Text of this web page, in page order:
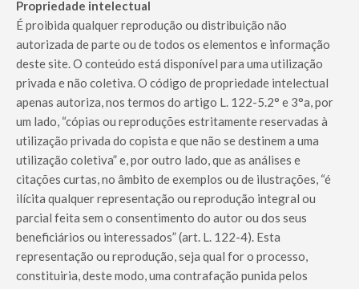
Propriedade intelectual
É proibida qualquer reprodução ou distribuição não
autorizada de parte ou de todos os elementos e informação
deste site. O conteúdo está disponível para uma utilização
privada e não coletiva. O código de propriedade intelectual
apenas autoriza, nos termos do artigo L. 122-5.2° e 3°a, por
um lado, “cópias ou reproduções estritamente reservadas à
utilização privada do copista e que não se destinem a uma
utilização coletiva” e, por outro lado, que as análises e
citações curtas, no âmbito de exemplos ou de ilustrações, “é
ilícita qualquer representação ou reprodução integral ou
parcial feita sem o consentimento do autor ou dos seus
beneficiários ou interessados” (art. L. 122-4). Esta
representação ou reprodução, seja qual for o processo,
constituiria, deste modo, uma contrafação punida pelos